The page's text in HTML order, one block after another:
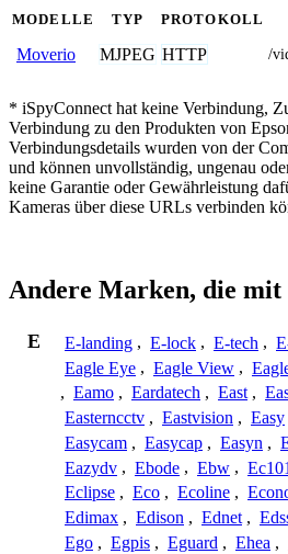
MODELLE TYP PROTOKOLL
Moverio MJPEG HTTP /
* iSpyConnect hat keine Verbindung,
Verbindung zu den Produkten von
Verbindungsdetails wurden von der
und können unvollständig, ungenau
keine Garantie oder Gewährleistung
Kameras über diese URLs verbinden
Andere Marken, die
E E-landing , E-lock , E-tech ,
Eagle Eye , Eagle View ,
, Eamo , Eardatech , East ,
Easterncctv , Eastvision , Easy
Easycam , Easycap , Easyn ,
Eazydv , Ebode , Ebw , Ec101
Eclipse , Eco , Ecoline ,
Edimax , Edison , Ednet ,
Ego , Egpis , Eguard , Ehea ,